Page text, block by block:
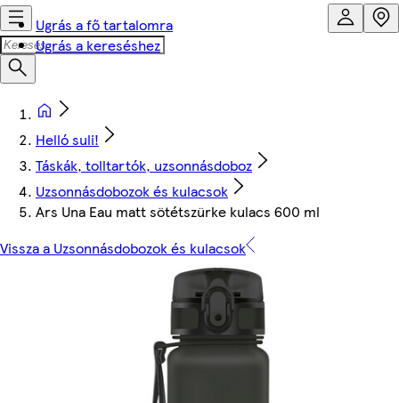
Ugrás a fő tartalomra
Ugrás a kereséshez
Helló suli!
Táskák, tolltartók, uzsonnásdoboz
Uzsonnásdobozok és kulacsok
Ars Una Eau matt sötétszürke kulacs 600 ml
Vissza a Uzsonnásdobozok és kulacsok